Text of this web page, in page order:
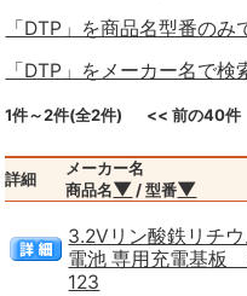
「DTP」を商品名型番のみ
「DTP」をメーカー名で検
1件～2件(全2件) << 前の40件
詳細
メーカー名
商品名▼ / 型番▼
3.2Vリン酸鉄リチ
電池 専用充電基板
123